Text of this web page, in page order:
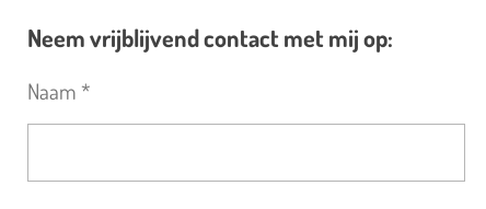
Neem vrijblijvend contact met mij op:
Naam *